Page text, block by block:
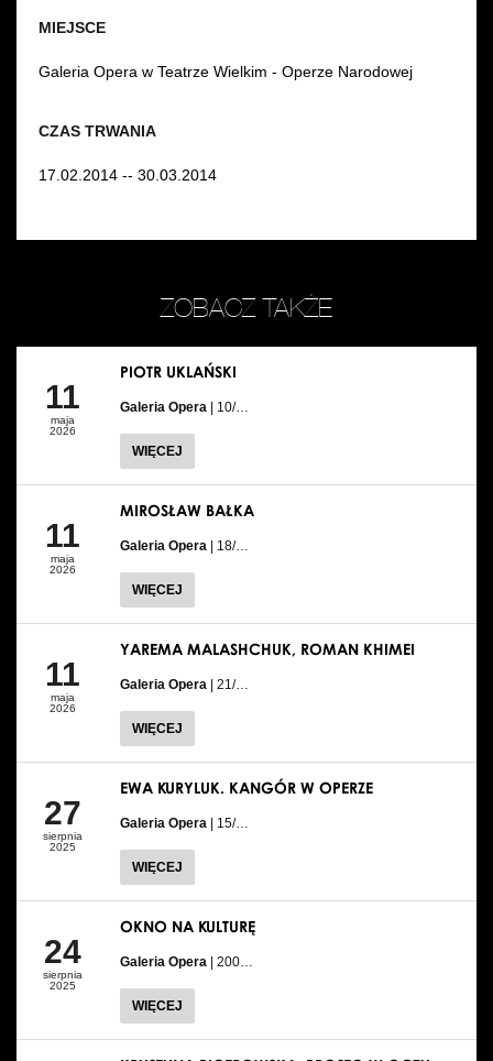
CZAS TRWANIA
17.02.2014 -- 30.03.2014
MIEJSCE
Galeria Opera w Teatrze Wielkim - Operze Narodowej
ZOBACZ TAKŻE
11
maja
2026
PIOTR UKLAŃSKI
Galeria Opera | 10/…
WIĘCEJ
11
maja
2026
MIROSŁAW BAŁKA
Galeria Opera | 18/…
WIĘCEJ
11
maja
2026
YAREMA MALASHCHUK, ROMAN KHIMEI
Galeria Opera | 21/…
WIĘCEJ
27
sierpnia
2025
EWA KURYLUK. KANGÓR W OPERZE
Galeria Opera | 15/…
WIĘCEJ
24
sierpnia
2025
OKNO NA KULTURĘ
Galeria Opera | 200…
WIĘCEJ